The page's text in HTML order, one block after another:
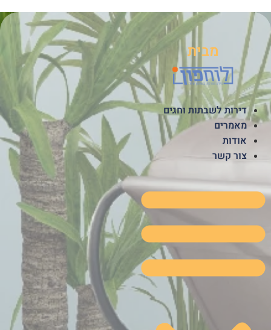
לתוכן
מבית
דירות לשבתות וחגים
מאמרים
אודות
צור קשר